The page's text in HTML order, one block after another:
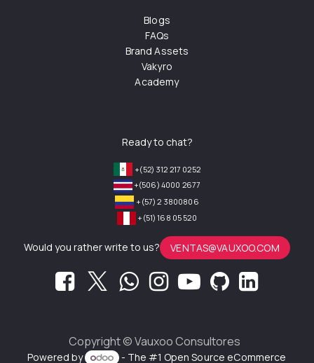
Blogs
FAQs
Brand Assets
Vakyro
Academy
Ready to chat?
+(52) 312 217 0252
+(506) 4000 2677
+(57) 2 3800806
+(51) 168 05 520
Would you rather write to us? VENTAS@VAUXOO.COM
Copyright ©Vauxoo Consultores
Powered by - The #1 Open Source eCommerce